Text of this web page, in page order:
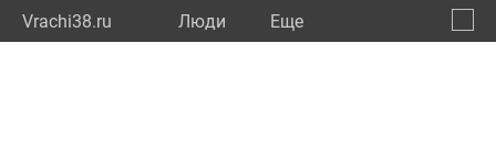
Vrachi38.ru Люди Eще